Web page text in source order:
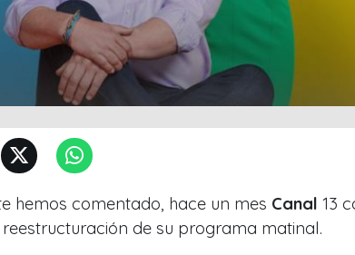
hemos comentado, hace un mes Canal 13
de su programa matinal.